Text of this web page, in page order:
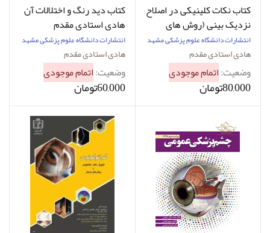
کتاب نکات کلینیکی در اصلاح
نزدیک بینی (روش های
غیرتهاجمی) هادی استادی
مقدم
انتشارات دانشگاه علوم پزشکی مشهد
هادی استادی مقدم
وضعیت:اتمام موجودی
80,000تومان
کتاب دید رنگ و اختلالات آن
هادی استادی مقدم
انتشارات دانشگاه علوم پزشکی مشهد
هادی استادی مقدم
وضعیت:اتمام موجودی
60,000تومان